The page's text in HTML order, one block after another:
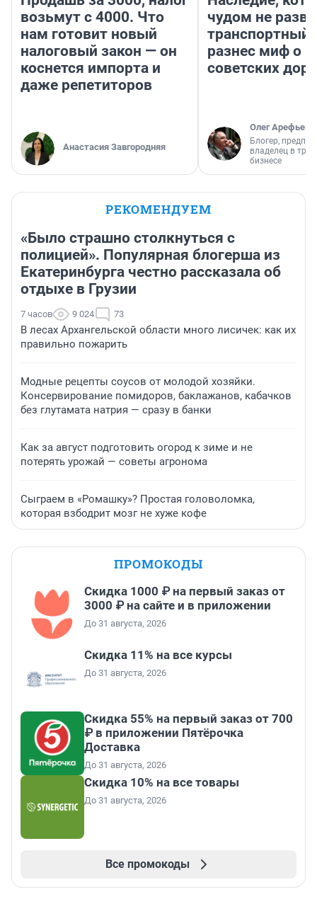
возьмут с 4000. Что
нам готовит новый
налоговый закон — он
коснется импорта и
даже репетиторов
Анастасия Завгородняя
чудом не
транспортный
разнес миф о
советских
Олег Арефьев
Блогер,
владелец в
бизнесе
РЕКОМЕНДУЕМ
«Было страшно столкнуться с
полицией». Популярная блогерша из
Екатеринбурга честно рассказала об
отдыхе в Грузии
7 часов 9 024 73
В лесах Архангельской области много лисичек: как их
правильно пожарить
Модные рецепты соусов от молодой хозяйки.
Консервирование помидоров, баклажанов, кабачков
без глутамата натрия — сразу в банки
Как за август подготовить огород к зиме и не
потерять урожай — советы агронома
Сыграем в «Ромашку»? Простая головоломка,
которая взбодрит мозг не хуже кофе
ПРОМОКОДЫ
Скидка 1000 ₽ на первый заказ от
3000 ₽ на сайте и в приложении
До 31 августа, 2026
Скидка 11% на все курсы
До 31 августа, 2026
Скидка 55% на первый заказ от 700
₽ в приложении Пятёрочка
Доставка
До 31 августа, 2026
Скидка 10% на все товары
До 31 августа, 2026
Все промокоды